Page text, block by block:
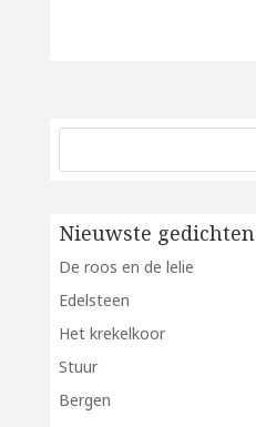
Nieuwste gedichten
De roos en de lelie
Edelsteen
Het krekelkoor
Stuur
Bergen